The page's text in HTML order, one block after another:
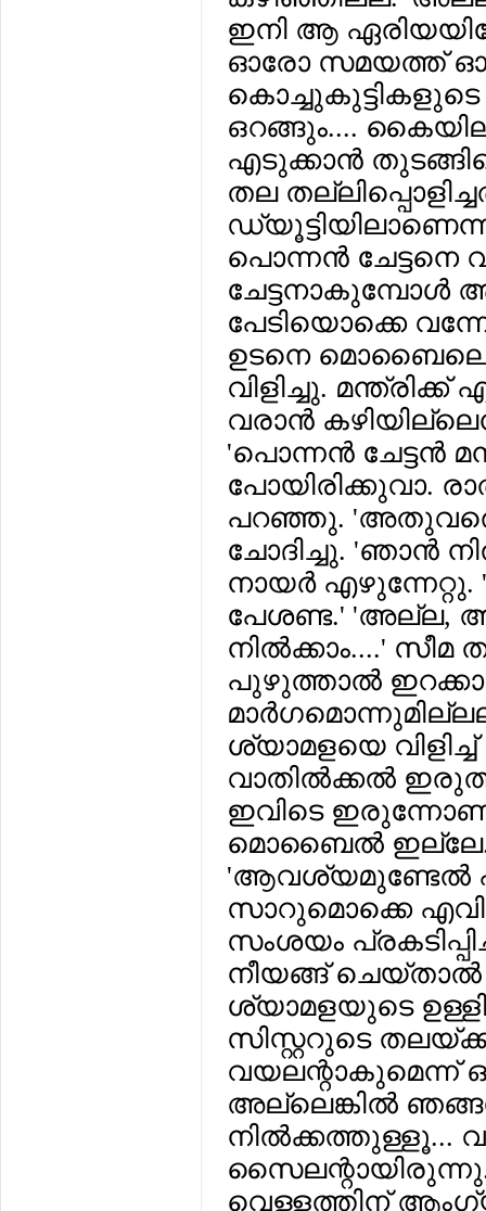
ഇനി ആ
ഓരോ സമയത്ത്
കൊച്ചുകുട്ടികളുടെ
ഒറങ്ങും....
എടുക്കാന്‍
തല
പൊന്നന്‍ ചേട്ടനെ
ചേട്ടനാകുമ്പോള്‍
പേടിയൊക്കെ
ഉടനെ
വിളിച്ചു.
വരാന്‍
'പൊന്നന്‍ ചേട്ടന്‍
പോയിരിക്കുവാ.
പറഞ്ഞു.
ചോദിച്ചു. 'ഞാന്‍
നായര്‍
പേശണ്ട.' 'അല്ല,
നില്‍ക്കാം....'
പുഴുത്താല്‍
ശ്യാമളയെ
വാതില്‍ക്കല്‍
ഇവിടെ
മൊബൈല്‍
'ആവശ്യമുണ്ടേല്‍
സാറുമൊക്കെ
സംശയം
നീയങ്ങ് ചെയ്താല്‍
ശ്യാമളയുടെ
സിസ്റ്ററുടെ
വയലന്റാകുമെന്ന്
അല്ലെങ്കില്‍
നില്‍ക്കത്തുള്ളൂ...
വെള്ളത്തിന്